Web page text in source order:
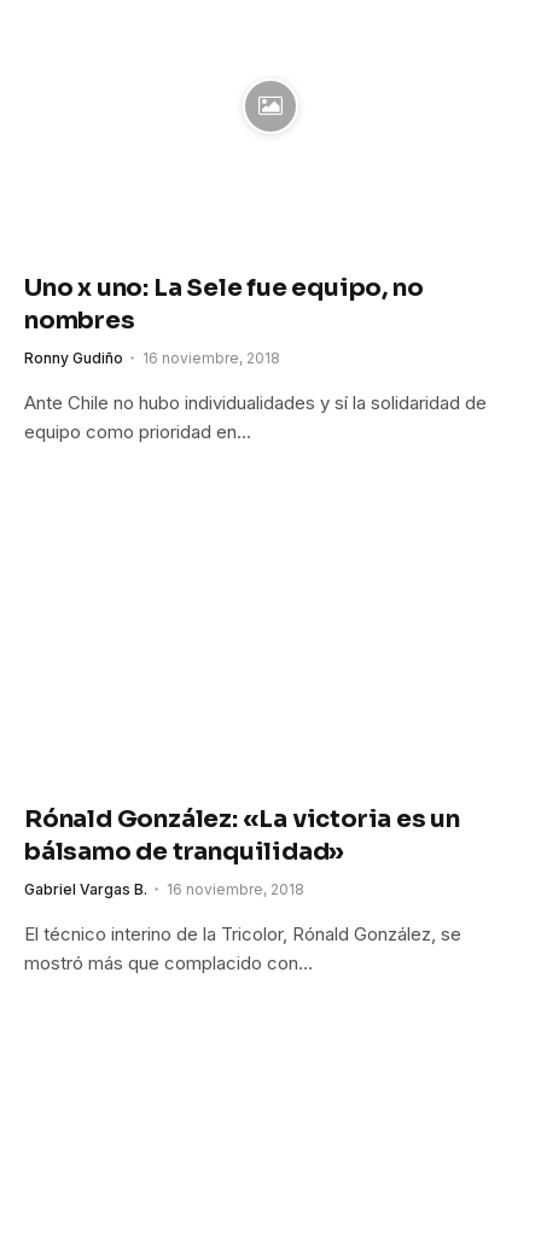
Uno x uno: La Sele fue equipo, no
nombres
Ronny Gudiño 16 noviembre, 2018
Ante Chile no hubo individualidades y sí la solidaridad de
equipo como prioridad en…
Rónald González: «La victoria es un
bálsamo de tranquilidad»
Gabriel Vargas B. 16 noviembre, 2018
El técnico interino de la Tricolor, Rónald González, se
mostró más que complacido con…